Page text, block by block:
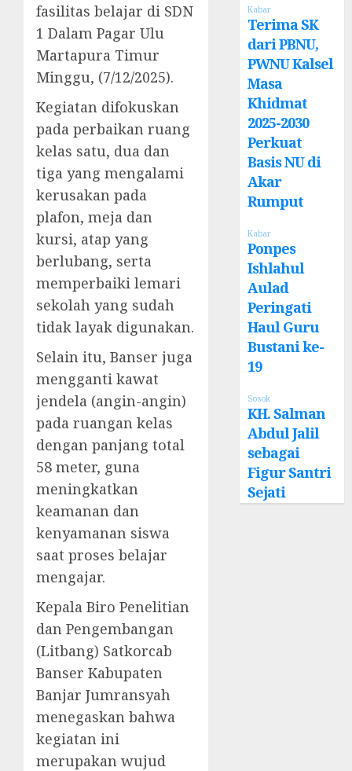
fasilitas belajar di SDN
1 Dalam Pagar Ulu
Martapura Timur
Minggu, (7/12/2025).
Kegiatan difokuskan
pada perbaikan ruang
kelas satu, dua dan
tiga yang mengalami
kerusakan pada
plafon, meja dan
kursi, atap yang
berlubang, serta
memperbaiki lemari
sekolah yang sudah
tidak layak digunakan.
Selain itu, Banser juga
mengganti kawat
jendela (angin-angin)
pada ruangan kelas
dengan panjang total
58 meter, guna
meningkatkan
keamanan dan
kenyamanan siswa
saat proses belajar
mengajar.
Kepala Biro Penelitian
dan Pengembangan
(Litbang) Satkorcab
Banser Kabupaten
Banjar Jumransyah
menegaskan bahwa
kegiatan ini
merupakan wujud
Kabar
Terima SK
dari PBNU,
PWNU Kalsel
Masa
Khidmat
2025-2030
Perkuat
Basis NU di
Akar
Rumput
Kabar
Ponpes
Ishlahul
Aulad
Peringati
Haul Guru
Bustani ke-
19
Sosok
KH. Salman
Abdul Jalil
sebagai
Figur Santri
Sejati